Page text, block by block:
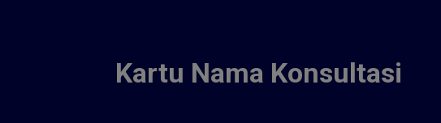
Kartu Nama Konsultasi